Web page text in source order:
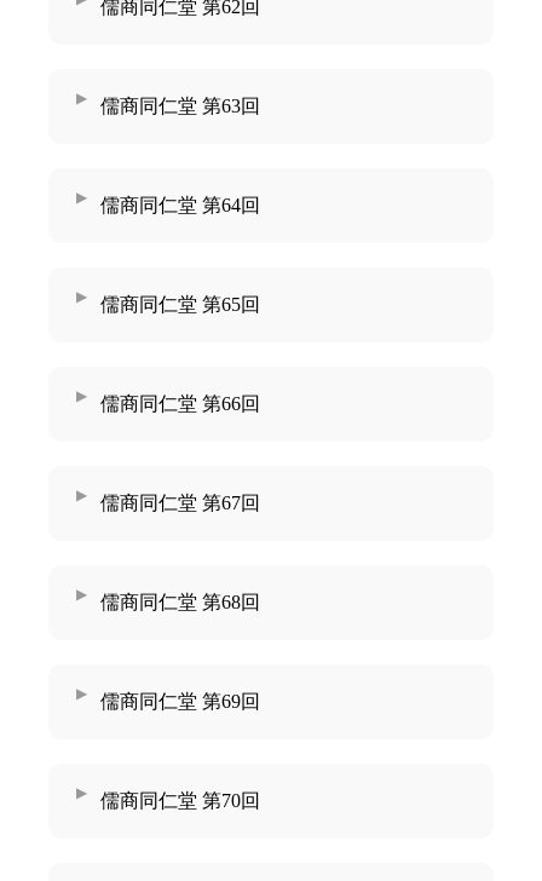
儒商同仁堂 第62回
儒商同仁堂 第63回
儒商同仁堂 第64回
儒商同仁堂 第65回
儒商同仁堂 第66回
儒商同仁堂 第67回
儒商同仁堂 第68回
儒商同仁堂 第69回
儒商同仁堂 第70回